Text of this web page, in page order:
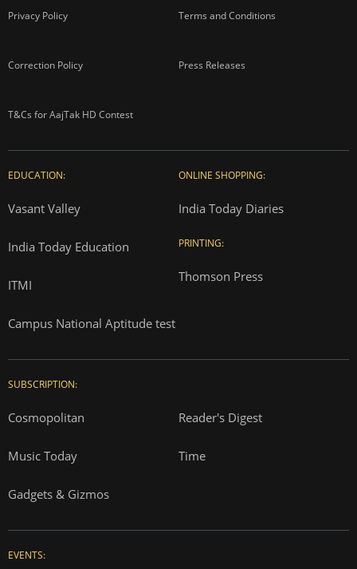
Privacy Policy Terms and Conditions
Correction Policy Press Releases
T&Cs for AajTak HD Contest
EDUCATION:
Vasant Valley
India Today Education
ITMI
Campus National Aptitude test
ONLINE SHOPPING:
India Today Diaries
PRINTING:
Thomson Press
SUBSCRIPTION:
Cosmopolitan Reader's Digest
Music Today Time
Gadgets & Gizmos
EVENTS: